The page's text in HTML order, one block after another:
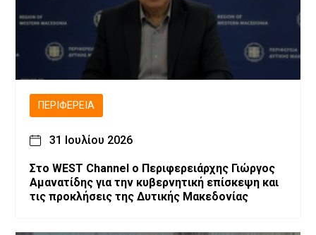
ΠΕΡΙΦΈΡΕΙΑ
31 Ιουλίου 2026
Στο WEST Channel ο Περιφερειάρχης Γιώργος
Αμανατίδης για την κυβερνητική επίσκεψη και
τις προκλήσεις της Δυτικής Μακεδονίας